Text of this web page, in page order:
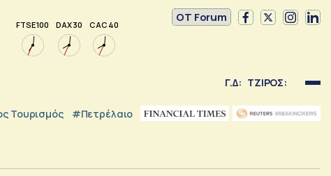
FTSE 100 DAX 30 CAC 40
OT Forum
Γ.Δ: ΤΖΙΡΟΣ:
Τουρισμός #Πετρέλαιο